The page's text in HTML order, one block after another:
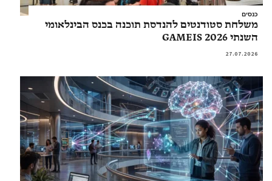
כנסים
משלחת סטודנטים להנדסת תוכנה בכנס הבינלאומי
השנתי GAMEIS 2026
27.07.2026